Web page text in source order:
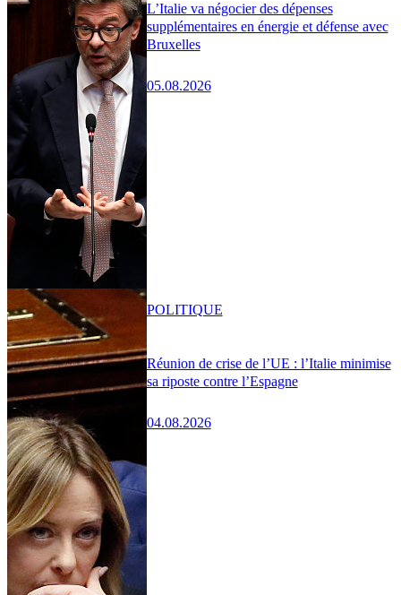
L’Italie va négocier des dépenses
supplémentaires en énergie et défense avec
Bruxelles
05.08.2026
Réunion de crise de l’UE : l’Italie minimise
sa riposte contre l’Espagne
04.08.2026
POLITIQUE